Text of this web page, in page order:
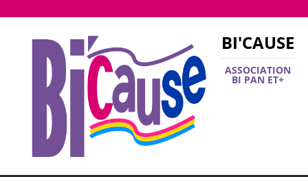
BI'CAUSE
ASSOCIATION
BI PAN ET+